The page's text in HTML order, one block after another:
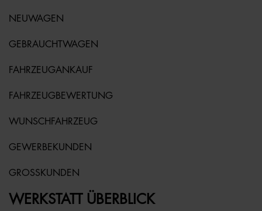
NEUWAGEN
GEBRAUCHTWAGEN
FAHRZEUGANKAUF
FAHRZEUGBEWERTUNG
WUNSCHFAHRZEUG
GEWERBEKUNDEN
GROSSKUNDEN
WERKSTATT ÜBERBLICK